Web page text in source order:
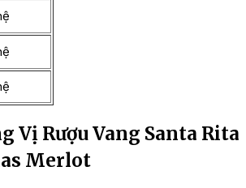
Vị Rượu Vang Santa Rita
Merlot